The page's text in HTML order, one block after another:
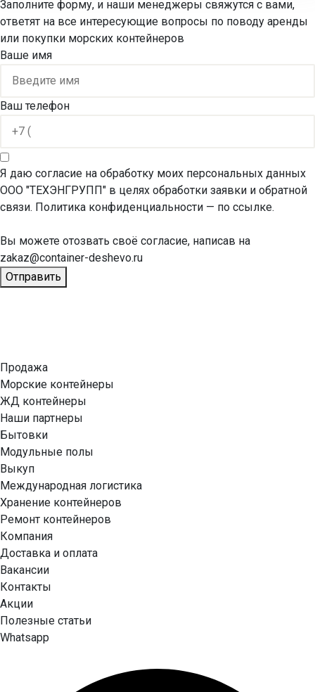
Заполните форму, и наши менеджеры свяжутся с вами,
ответят на все интересующие вопросы по поводу аренды
или покупки морских контейнеров
Ваше имя
Ваш телефон
Я даю согласие на обработку моих персональных данных
ООО "ТЕХЭНГРУПП" в целях обработки заявки и обратной
связи. Политика конфиденциальности — по ссылке.
Вы можете отозвать своё согласие, написав на
zakaz@container-deshevo.ru
Отправить
Продажа
Морские контейнеры
ЖД контейнеры
Наши партнеры
Бытовки
Модульные полы
Выкуп
Международная логистика
Хранение контейнеров
Ремонт контейнеров
Компания
Доставка и оплата
Вакансии
Контакты
Акции
Полезные статьи
Whatsapp